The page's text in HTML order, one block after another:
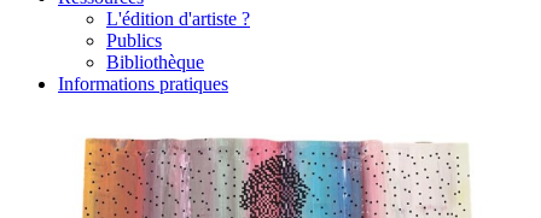
L'édition d'artiste ?
Publics
Bibliothèque
Informations pratiques